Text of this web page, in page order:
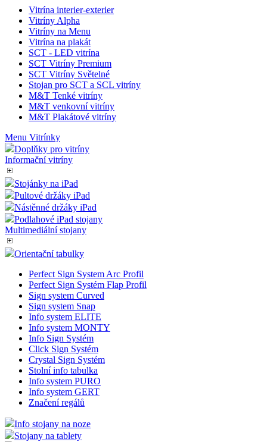
Vitrína interier-exterier
Vitríny Alpha
Vitríny na Menu
Vitrína na plakát
SCT - LED vitrína
SCT Vitríny Premium
SCT Vitríny Světelné
Stojan pro SCT a SCL vitríny
M&T Tenké vitríny
M&T venkovní vitríny
M&T Plakátové vitríny
Menu Vitrínky
Doplňky pro vitríny
Informační vitríny
Stojánky na iPad
Pultové držáky iPad
Nástěnné držáky iPad
Podlahové iPad stojany
Multimediální stojany
Orientační tabulky
Perfect Sign System Arc Profil
Perfect Sign Systém Flap Profil
Sign system Curved
Sign system Snap
Info system ELITE
Info system MONTY
Info Sign Systém
Click Sign Systém
Crystal Sign Systém
Stolní info tabulka
Info system PURO
Info system GERT
Značení regálů
Info stojany na noze
Stojany na tablety